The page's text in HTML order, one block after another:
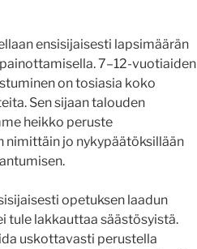
ensisijaisesti lapsimäärän
7–12-vuotiaiden
on tosiasia koko
Sen sijaan talouden
heikko peruste
nimittäin jo nykypäätöksillään
opetuksen laadun
tule lakkauttaa säästösyistä.
uskottavasti perustella